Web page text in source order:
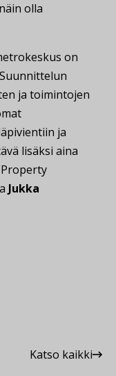
olla
on
ja toimintojen
ja
lisäksi aina
Jukka
Katso kaikki